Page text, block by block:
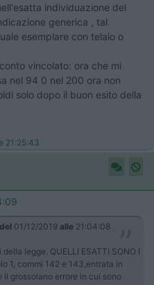
individuazione del
generica , tal
esemplare con telaio o
vincolato: ora che mi
nel 94 0 nel 200 ora non
solo dopo il buon esito della
21:25:43
del 01/12/2019 alle 21:04:08
legge. QUELLI ESATTI SONO I
1, commi 142 e 143,entrata in
grossolano errore in cui sono